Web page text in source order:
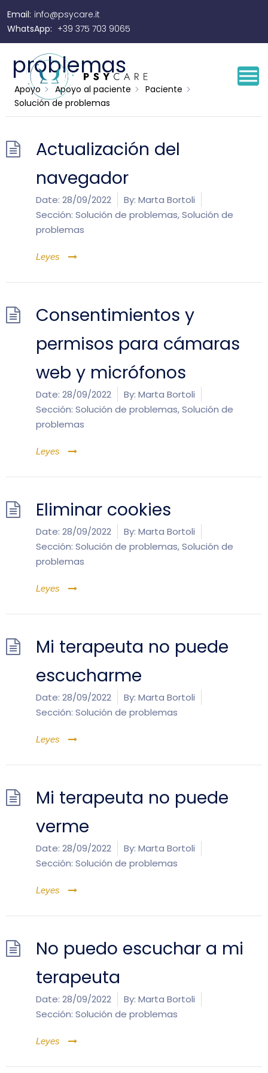
Email: info@psycare.it
WhatsApp: +39 375 703 9065
Solución de
problemas
Apoyo Apoyo al paciente
Paciente
Solución de problemas
Actualización del
navegador
Date: 28/09/2022 By: Marta Bortoli
Sección: Solución de problemas,Solución de
problemas
Leyes
Consentimientos y
permisos para cámaras
web y micrófonos
Date: 28/09/2022 By: Marta Bortoli
Sección: Solución de problemas,Solución de
problemas
Leyes
Eliminar cookies
Date: 28/09/2022 By: Marta Bortoli
Sección: Solución de problemas,Solución de
problemas
Leyes
Mi terapeuta no puede
escucharme
Date: 28/09/2022 By: Marta Bortoli
Sección: Solución de problemas
Leyes
Mi terapeuta no puede
verme
Date: 28/09/2022 By: Marta Bortoli
Sección: Solución de problemas
Leyes
No puedo escuchar a mi
terapeuta
Date: 28/09/2022 By: Marta Bortoli
Sección: Solución de problemas
Leyes